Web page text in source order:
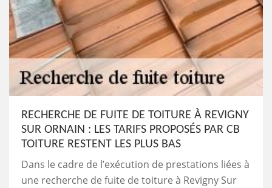
RECHERCHE DE FUITE DE TOITURE À REVIGNY
SUR ORNAIN : LES TARIFS PROPOSÉS PAR CB
TOITURE RESTENT LES PLUS BAS
Dans le cadre de l’exécution de prestations liées à
une recherche de fuite de toiture à Revigny Sur